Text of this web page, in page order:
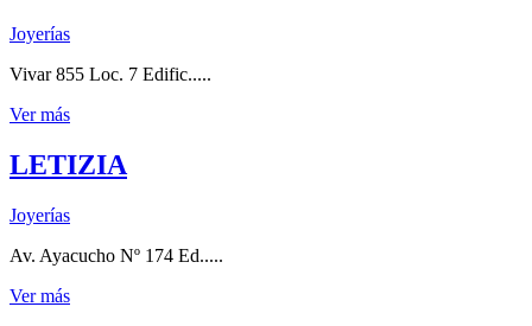
Joyerías
Vivar 855 Loc. 7 Edific.....
Ver más
LETIZIA
Joyerías
Av. Ayacucho Nº 174 Ed.....
Ver más